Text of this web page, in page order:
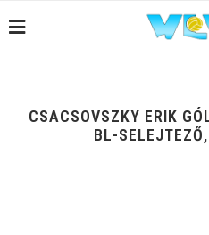
CSACSOVSZKY ERIK
BL-